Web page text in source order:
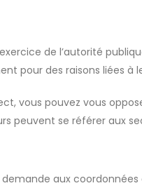
de l’autorité
pour des raisons liées à
vous pouvez vous
peuvent se référer aux
aux